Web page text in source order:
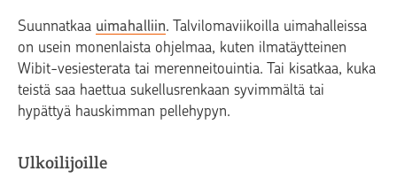
Suunnatkaa uimahalliin. Talvilomaviikoilla uimahalleissa
on usein monenlaista ohjelmaa, kuten ilmatäytteinen
Wibit-vesiesterata tai merenneitouintia. Tai kisatkaa, kuka
teistä saa haettua sukellusrenkaan syvimmältä tai
hypättyä hauskimman pellehypyn.
Ulkoilijoille